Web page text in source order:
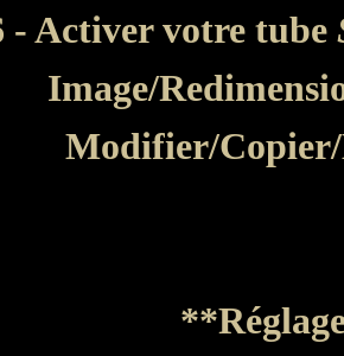
- Activer votre tube
Image/
Modifier/Copier/